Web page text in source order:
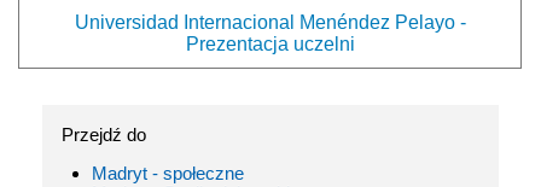
Universidad Internacional Menéndez Pelayo -
Prezentacja uczelni
Przejdź do
Madryt - społeczne